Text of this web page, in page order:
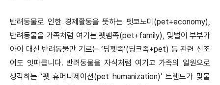
반려동물로 인한 경제활동을 뜻하는 펫코노미(pet+economy),
반려동물을 가족처럼 여기는 펫팸족(pet+family), 맞벌이 부부가
아이 대신 반려동물만 기르는 ‘딩펫족’(딩크족+pet) 등 관련 신조
어도 잇따릅니다. 반려동물을 자식처럼 여기고 가족의 일원으로
생각하는 ‘펫 휴머니제이션(pet humanization)’ 트렌드가 맞물